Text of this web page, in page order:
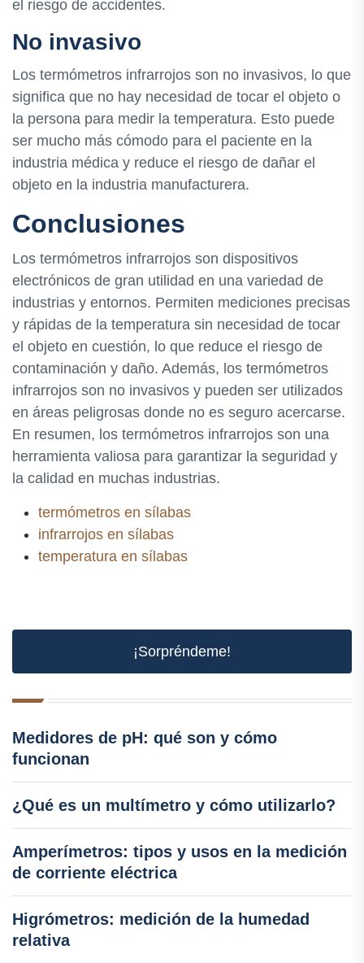
el riesgo de accidentes.
No invasivo
Los termómetros infrarrojos son no invasivos, lo que
significa que no hay necesidad de tocar el objeto o
la persona para medir la temperatura. Esto puede
ser mucho más cómodo para el paciente en la
industria médica y reduce el riesgo de dañar el
objeto en la industria manufacturera.
Conclusiones
Los termómetros infrarrojos son dispositivos
electrónicos de gran utilidad en una variedad de
industrias y entornos. Permiten mediciones precisas
y rápidas de la temperatura sin necesidad de tocar
el objeto en cuestión, lo que reduce el riesgo de
contaminación y daño. Además, los termómetros
infrarrojos son no invasivos y pueden ser utilizados
en áreas peligrosas donde no es seguro acercarse.
En resumen, los termómetros infrarrojos son una
herramienta valiosa para garantizar la seguridad y
la calidad en muchas industrias.
termómetros en sílabas
infrarrojos en sílabas
temperatura en sílabas
¡Sorpréndeme!
Medidores de pH: qué son y cómo
funcionan
¿Qué es un multímetro y cómo utilizarlo?
Amperímetros: tipos y usos en la medición
de corriente eléctrica
Higrómetros: medición de la humedad
relativa